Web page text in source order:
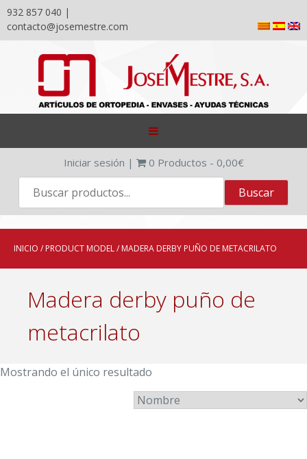
932 857 040 |
contacto@josemestre.com
content
Iniciar sesión | 0 Productos - 0,00€
INICIO / PRODUCT MODEL / MADERA DERBY PUÑO DE METACRILATO
Madera derby puño de
metacrilato
Mostrando el único resultado